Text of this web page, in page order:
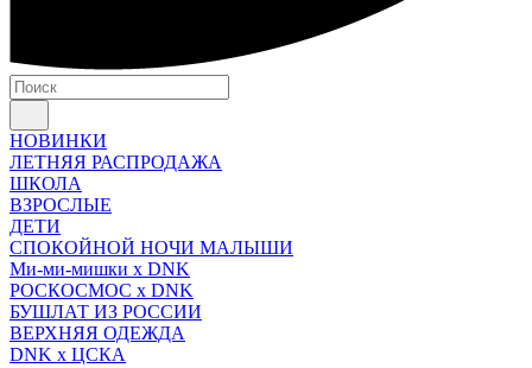
НОВИНКИ
ЛЕТНЯЯ РАСПРОДАЖА
ШКОЛА
ВЗРОСЛЫЕ
ДЕТИ
СПОКОЙНОЙ НОЧИ МАЛЫШИ
Ми-ми-мишки x DNK
РОСКОСМОС x DNK
БУШЛАТ ИЗ РОССИИ
ВЕРХНЯЯ ОДЕЖДА
DNK x ЦСКА